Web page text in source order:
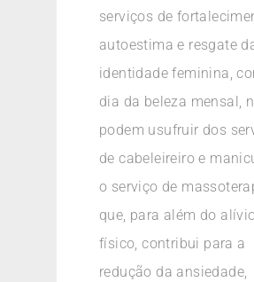
serviços de
autoestima e resgate
identidade feminina,
dia da beleza mensal,
podem usufruir dos
de cabeleireiro e
o serviço de
que, para além do
físico, contribui para a
redução da ansiedade,